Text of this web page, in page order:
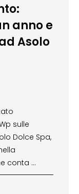
anno e
Asolo
sulle
Dolce Spa,
conta …